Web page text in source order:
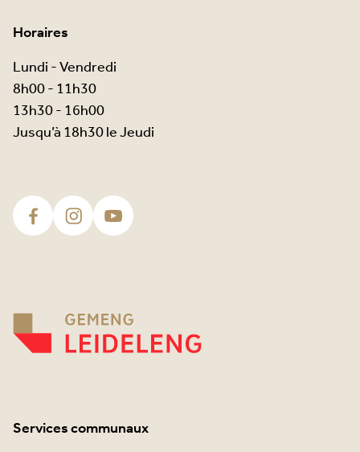
Horaires
Lundi - Vendredi
8h00 - 11h30
13h30 - 16h00
Jusqu’à 18h30 le Jeudi
Services communaux